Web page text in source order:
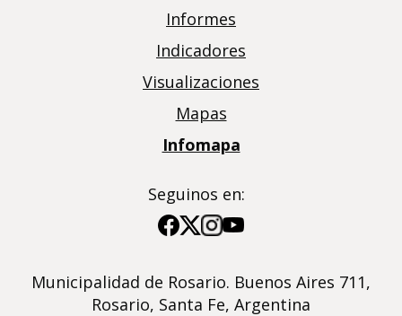
Informes
Indicadores
Visualizaciones
Mapas
Infomapa
Seguinos en:
Imagen
Imagen
Imagen
Imagen
Municipalidad de Rosario. Buenos Aires 711,
Rosario, Santa Fe, Argentina